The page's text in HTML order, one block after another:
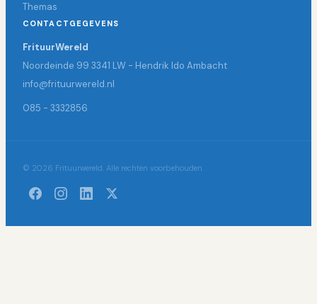
Themas
CONTACTGEGEVENS
FrituurWereld
Noordeinde 99 3341 LW - Hendrik Ido Ambacht
info@frituurwereld.nl
085 - 3332856
© 2026 Frituurwereld. Alle rechten voorbehouden.